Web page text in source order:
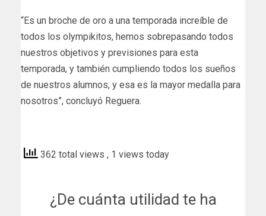
“Es un broche de oro a una temporada increíble de
todos los olympikitos, hemos sobrepasando todos
nuestros objetivos y previsiones para esta
temporada, y también cumpliendo todos los sueños
de nuestros alumnos, y esa es la mayor medalla para
nosotros”, concluyó Reguera.
362 total views , 1 views today
¿De cuánta utilidad te ha